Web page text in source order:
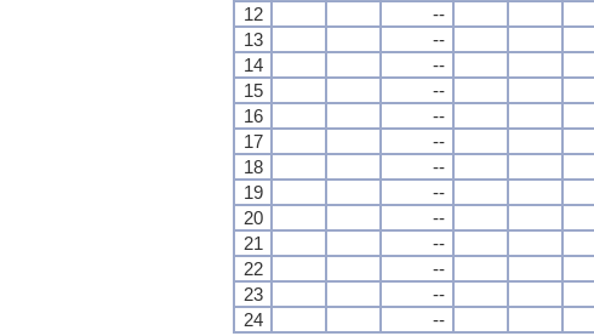
12
--
13
--
14
--
15
--
16
--
17
--
18
--
19
--
20
--
21
--
22
--
23
--
24
--